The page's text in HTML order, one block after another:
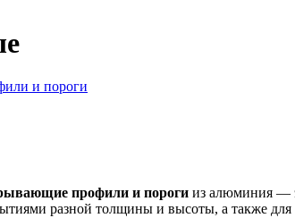
и пороги
профили и пороги из алюминия —
разной толщины и высоты, а также для